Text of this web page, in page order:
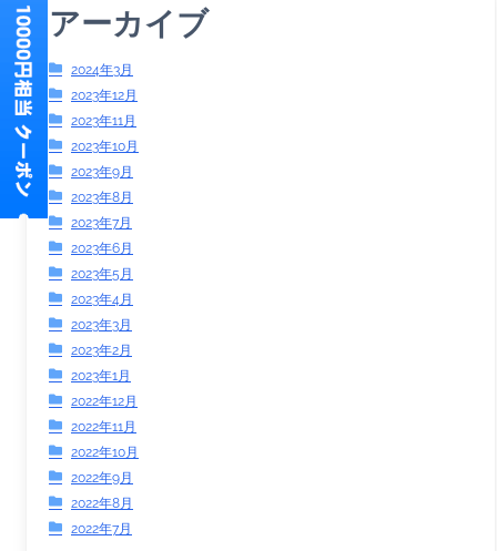
アーカイブ
2024年3月
2023年12月
2023年11月
2023年10月
2023年9月
2023年8月
2023年7月
2023年6月
2023年5月
2023年4月
2023年3月
2023年2月
2023年1月
2022年12月
2022年11月
2022年10月
2022年9月
2022年8月
2022年7月